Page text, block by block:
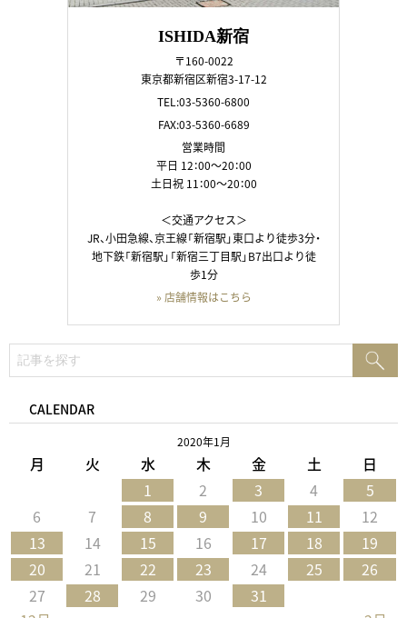
ISHIDA新宿
〒160-0022
東京都新宿区新宿3-17-12
TEL:03-5360-6800
FAX:03-5360-6689
営業時間
平日 12：00～20：00
土日祝 11：00～20：00
＜交通アクセス＞
JR、小田急線、京王線「新宿駅」東口より徒歩3分・
地下鉄「新宿駅」「新宿三丁目駅」B7出口より徒
歩1分
» 店舗情報はこちら
索:
CALENDAR
2020年1月
月 火 水 木 金 土 日
1 2 3 4
5
6
7 8 9 10 11
12
13
14 15 16 17 18
19
20
21 22 23 24 25
26
27
28 29 30 31